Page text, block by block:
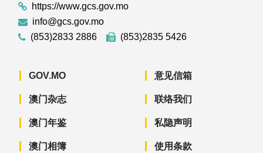
https://www.gcs.gov.mo
info@gcs.gov.mo
(853)2833 2886
(853)2835 5426
GOV.MO
澳门杂志
澳门年鉴
澳门相簿
意见信箱
联络我们
私隐声明
使用条款